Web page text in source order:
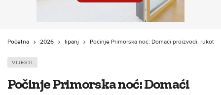
Početna 2026 lipanj Počinje Primorska noć: Domaći proizvodi,
VIJESTI
Počinje Primorska noć: Domaći